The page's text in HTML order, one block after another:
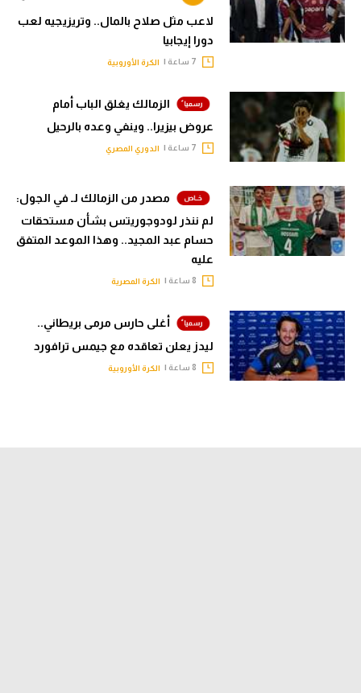
لاعب مثل صلاح بالمال.. وتريزيجيه لعب
دورا إيجابيا
الكرة الأوروبية
الزمالك يغلق الباب أمام
عروض بيزيرا.. وينفي وعده بالرحيل
الدوري المصري
مصدر من الزمالك لـ في الجول:
لم ننذر لودوجوريتس بشأن مستحقات
حسام عبد المجيد.. وهذا الموعد المتفق
عليه
الكرة المصرية
أغلى حارس مرمى بريطاني..
ليدز يعلن تعاقده مع جيمس ترافورد
الكرة الأوروبية